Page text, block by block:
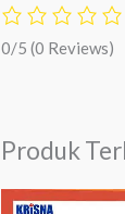
0/5 (0 Reviews)
Produk